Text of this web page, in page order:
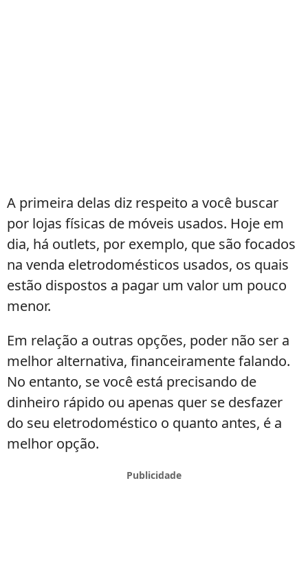
A primeira delas diz respeito a você buscar
por lojas físicas de móveis usados. Hoje em
dia, há outlets, por exemplo, que são focados
na venda eletrodomésticos usados, os quais
estão dispostos a pagar um valor um pouco
menor.
Em relação a outras opções, poder não ser a
melhor alternativa, financeiramente falando.
No entanto, se você está precisando de
dinheiro rápido ou apenas quer se desfazer
do seu eletrodoméstico o quanto antes, é a
melhor opção.